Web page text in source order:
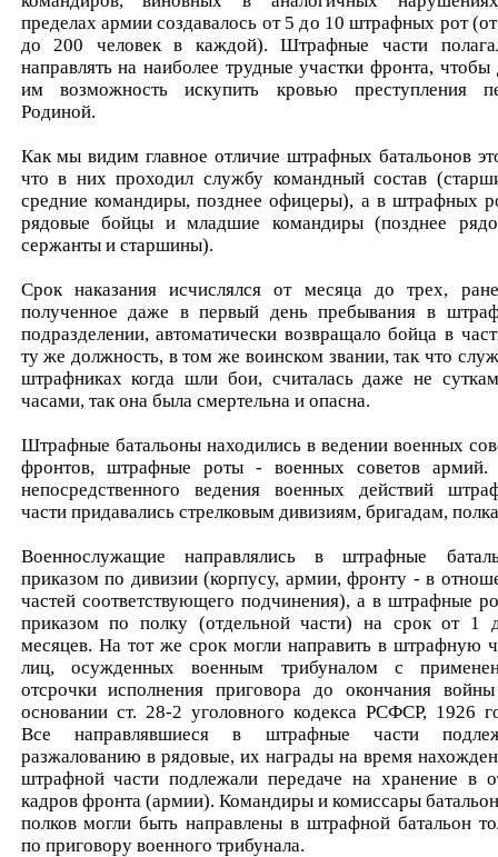
пределах армии создавалось от 5 до 10 штрафных рот
до 200 человек в каждой). Штрафные части
направлять на наиболее трудные участки фронта, чтобы
им возможность искупить кровью преступления
Родиной.
Как мы видим главное отличие штрафных батальонов
что в них проходил службу командный состав
средние командиры, позднее офицеры), а в штрафных
рядовые бойцы и младшие командиры (позднее
сержанты и старшины).
Срок наказания исчислялся от месяца до трех,
полученное даже в первый день пребывания в
подразделении, автоматически возвращало бойца в
ту же должность, в том же воинском звании, так что
штрафниках когда шли бои, считалась даже не
часами, так она была смертельна и опасна.
Штрафные батальоны находились в ведении военных
фронтов, штрафные роты - военных советов армий.
непосредственного ведения военных действий
части придавались стрелковым дивизиям, бригадам,
Военнослужащие направлялись в штрафные
приказом по дивизии (корпусу, армии, фронту - в
частей соответствующего подчинения), а в штрафные
приказом по полку (отдельной части) на срок от 1
месяцев. На тот же срок могли направить в штрафную
лиц, осужденных военным трибуналом с
отсрочки исполнения приговора до окончания
основании ст. 28-2 уголовного кодекса РСФСР, 1926
Все направлявшиеся в штрафные части
разжалованию в рядовые, их награды на время
штрафной части подлежали передаче на хранение в
кадров фронта (армии). Командиры и комиссары
полков могли быть направлены в штрафной батальон
по приговору военного трибунала.